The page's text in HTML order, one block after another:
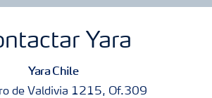
Yara
Yara Chile
de Valdivia 1215, Of.309